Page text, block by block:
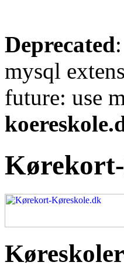
Deprecated
mysql
future: use